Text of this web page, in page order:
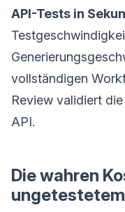
API-Tests in
vollständigen
Review validiert
API.
Die wahren